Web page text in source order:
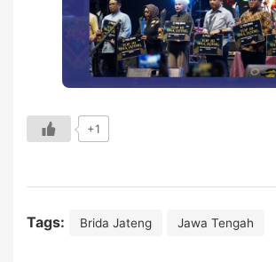
+1
Tags: Brida Jateng Jawa Tengah